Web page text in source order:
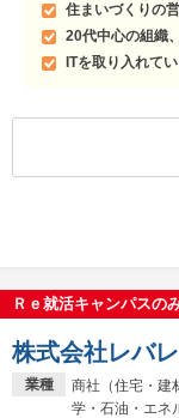
住まいづくりの
20代中心の組織
ITを取り入れて
Ｒｅ就活キャンパスの
業種
商社（住宅・建
学・石油・エネ
株式会社レバ